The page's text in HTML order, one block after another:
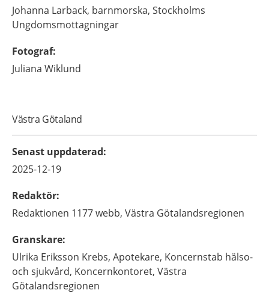
Johanna Larback, barnmorska, Stockholms
Ungdomsmottagningar
Fotograf:
Juliana Wiklund
Västra Götaland
Senast uppdaterad:
2025-12-19
Redaktör:
Redaktionen 1177 webb, Västra Götalandsregionen
Granskare:
Ulrika Eriksson Krebs, Apotekare, Koncernstab hälso-
och sjukvård, Koncernkontoret, Västra
Götalandsregionen